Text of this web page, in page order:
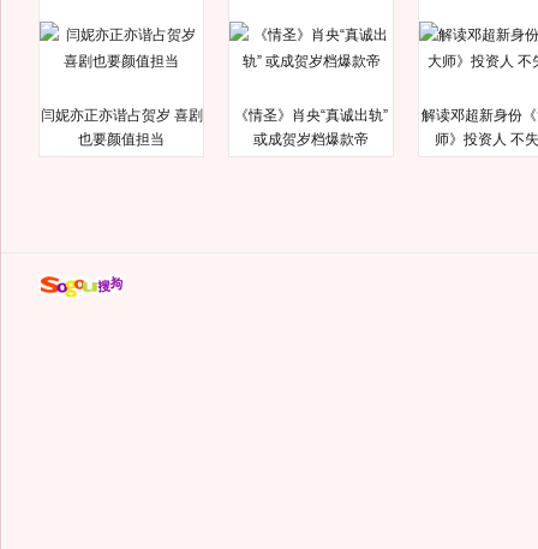
闫妮亦正亦谐占贺岁 喜剧
也要颜值担当
《情圣》肖央“真诚出轨”
或成贺岁档爆款帝
解读邓超新身份
师》投资人 不